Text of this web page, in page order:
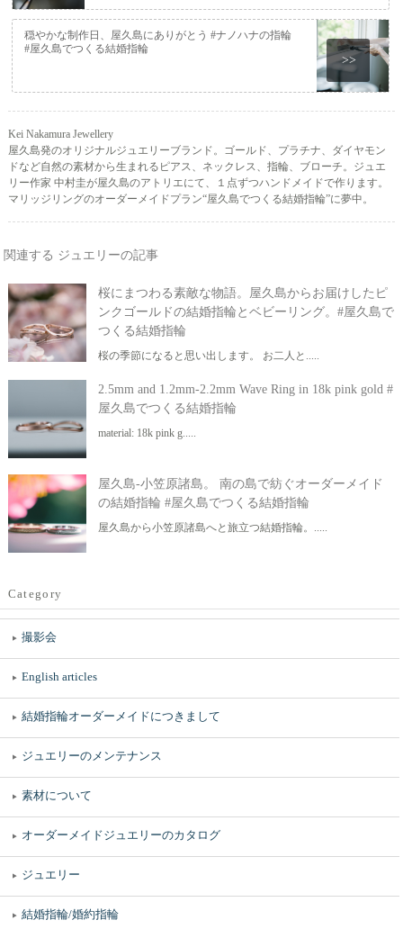
>>
穏やかな制作日、屋久島にありがとう #ナノハナの指輪
#屋久島でつくる結婚指輪
Kei Nakamura Jewellery
屋久島発のオリジナルジュエリーブランド。ゴールド、プラチナ、ダイヤモン
ドなど自然の素材から生まれるピアス、ネックレス、指輪、ブローチ。ジュエ
リー作家 中村圭が屋久島のアトリエにて、１点ずつハンドメイドで作ります。
マリッジリングのオーダーメイドプラン“屋久島でつくる結婚指輪”に夢中。
関連する ジュエリーの記事
桜にまつわる素敵な物語。屋久島からお届けしたピ
ンクゴールドの結婚指輪とベビーリング。#屋久島で
つくる結婚指輪
桜の季節になると思い出します。 お二人と.....
2.5mm and 1.2mm-2.2mm Wave Ring in 18k pink gold #
屋久島でつくる結婚指輪
material: 18k pink g.....
屋久島-小笠原諸島。 南の島で紡ぐオーダーメイド
の結婚指輪 #屋久島でつくる結婚指輪
屋久島から小笠原諸島へと旅立つ結婚指輪。.....
Category
撮影会
English articles
結婚指輪オーダーメイドにつきまして
ジュエリーのメンテナンス
素材について
オーダーメイドジュエリーのカタログ
ジュエリー
結婚指輪/婚約指輪